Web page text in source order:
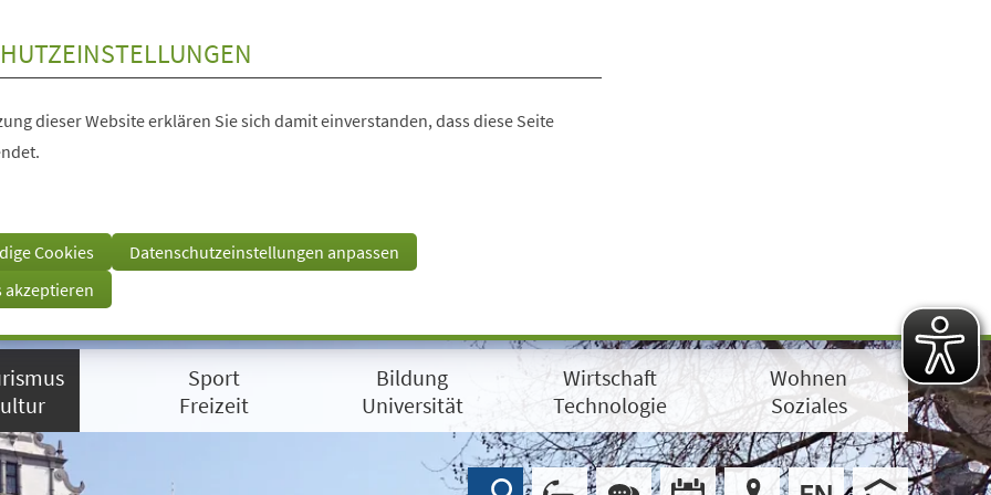
dieser Website erklären Sie sich damit einverstanden, dass diese Seite
Cookies
Datenschutzeinstellungen anpassen
akzeptieren
Sport
Freizeit
Bildung
Universität
Wirtschaft
Technologie
Wohnen
Soziales